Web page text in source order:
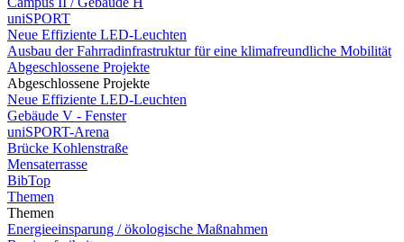
uniSPORT
Neue Effiziente LED-Leuchten
Ausbau der Fahrradinfrastruktur für eine klimafreundliche Mobilität
Abgeschlossene Projekte
Abgeschlossene Projekte
Neue Effiziente LED-Leuchten
Gebäude V - Fenster
uniSPORT-Arena
Brücke Kohlenstraße
Mensaterrasse
BibTop
Themen
Themen
Energieeinsparung / ökologische Maßnahmen